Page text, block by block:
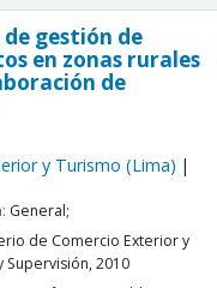
gestión de
en zonas rurales
de
y Turismo (Lima)
General;
de Comercio Exterior y
Supervisión,2010